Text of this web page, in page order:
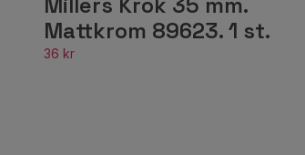
Mattkrom 89623. 1 st.
36 kr